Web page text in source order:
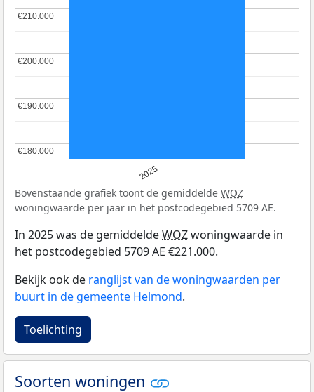
2025
€180.000
€180.000
€190.000
€190.000
€200.000
€200.000
€210.000
€210.000
Bovenstaande grafiek toont de gemiddelde WOZ
woningwaarde per jaar in het postcodegebied 5709 AE.
In 2025 was de gemiddeldeWOZwoningwaarde in
het postcodegebied 5709 AE €221.000.
Bekijk ook de ranglijst van de woningwaarden per
buurt in de gemeente Helmond.
Toelichting
Soorten woningen